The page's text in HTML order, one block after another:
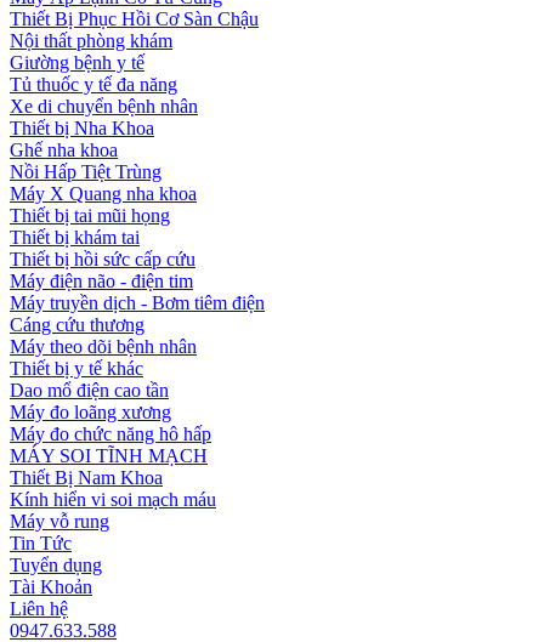
Thiết Bị Phục Hồi Cơ Sàn Chậu
Nội thất phòng khám
Giường bệnh y tế
Tủ thuốc y tế đa năng
Xe di chuyển bệnh nhân
Thiết bị Nha Khoa
Ghế nha khoa
Nồi Hấp Tiệt Trùng
Máy X Quang nha khoa
Thiết bị tai mũi họng
Thiết bị khám tai
Thiết bị hồi sức cấp cứu
Máy điện não - điện tim
Máy truyền dịch - Bơm tiêm điện
Cáng cứu thương
Máy theo dõi bệnh nhân
Thiết bị y tế khác
Dao mổ điện cao tần
Máy đo loãng xương
Máy đo chức năng hô hấp
MÁY SOI TĨNH MẠCH
Thiết Bị Nam Khoa
Kính hiển vi soi mạch máu
Máy vỗ rung
Tin Tức
Tuyển dụng
Tài Khoản
Liên hệ
0947.633.588